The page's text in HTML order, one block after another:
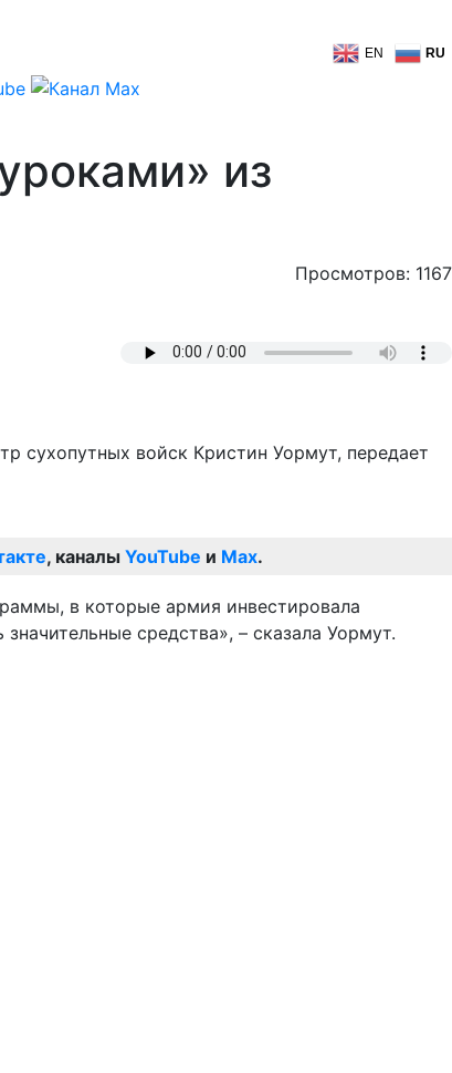
EN RU
из
Просмотров: 1167
сухопутных войск Кристин Уормут, передает
, каналы YouTube и Max.
в которые армия инвестировала
средства», – сказала Уормут.